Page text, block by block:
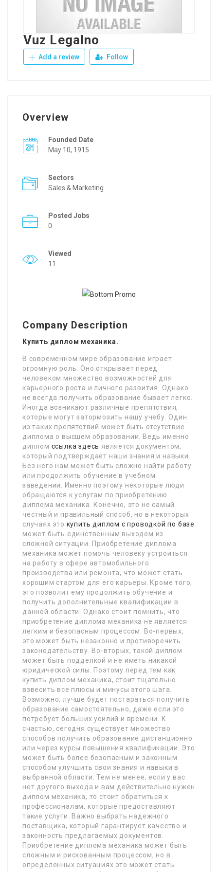
Vuz Legalno
Add a review Follow
Overview
Founded Date
May 10, 1915
Sectors
Sales & Marketing
Posted Jobs
0
Viewed
11
Company Description
Купить диплом механика.
В современном мире образование играет
огромную роль. Оно открывает перед
человеком множество возможностей для
карьерного роста и личного развития. Однако
не всегда получить образование бывает легко.
Иногда возникают различные препятствия,
которые могут затормозить нашу учебу. Один
из таких препятствий может быть отсутствие
диплома о высшем образовании. Ведь именно
диплом ссылка здесь является документом,
который подтверждает наши знания и навыки.
Без него нам может быть сложно найти работу
или продолжить обучение в учебном
заведении. Именно поэтому некоторые люди
обращаются к услугам по приобретению
диплома механика. Конечно, это не самый
честный и правильный способ, но в некоторых
случаях это купить диплом с проводкой по базе
может быть единственным выходом из
сложной ситуации. Приобретение диплома
механика может помочь человеку устроиться
на работу в сфере автомобильного
производства или ремонта, что может стать
хорошим стартом для его карьеры. Кроме того,
это позволит ему продолжить обучение и
получить дополнительные квалификации в
данной области. Однако стоит помнить, что
приобретение диплома механика не является
легким и безопасным процессом. Во-первых,
это может быть незаконно и противоречить
законодательству. Во-вторых, такой диплом
может быть подделкой и не иметь никакой
юридической силы. Поэтому перед тем как
купить диплом механика, стоит тщательно
взвесить все плюсы и минусы этого шага.
Возможно, лучше будет постараться получить
образование самостоятельно, даже если это
потребует больших усилий и времени. К
счастью, сегодня существует множество
способов получить образование дистанционно
или через курсы повышения квалификации. Это
может быть более безопасным и законным
способом улучшить свои знания и навыки в
выбранной области. Тем не менее, если у вас
нет другого выхода и вам действительно нужен
диплом механика, то стоит обратиться к
профессионалам, которые предоставляют
такие услуги. Важно выбрать надежного
поставщика, который гарантирует качество и
законность предлагаемых документов.
Приобретение диплома механика может быть
сложным и рискованным процессом, но в
определенных ситуациях это может стать